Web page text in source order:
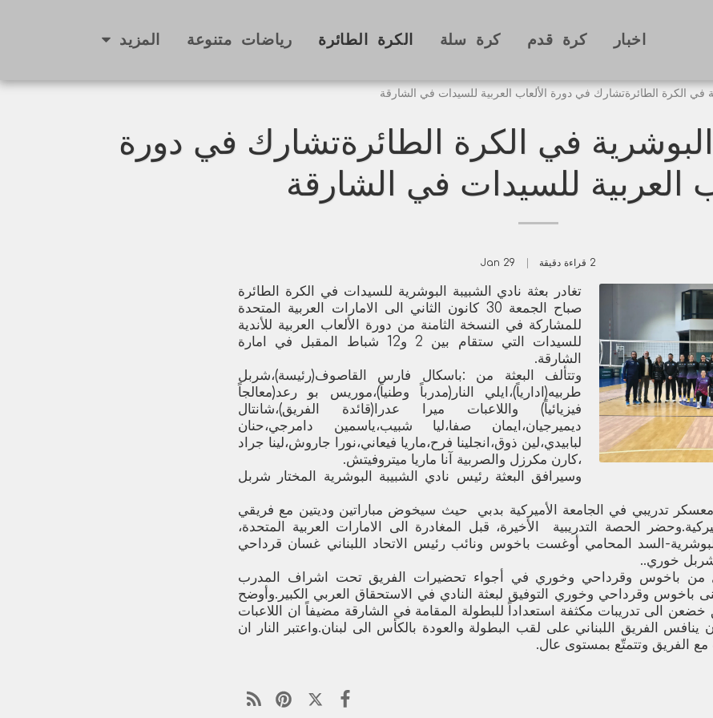
اخبار كرة قدم كرة سلة الكرة الطائرة رياضات متنوعة المزيد
في الكرة الطائرةتشارك في دورة الألعاب العربية للسيدات في الشارقة
البوشرية في الكرة الطائرةتشارك في دورة
العربية للسيدات في الشارقة
2 قراءة دقيقة 29
Jan
تغادر بعثة نادي الشبيبة البوشرية للسيدات في الكرة الطائرة
صباح الجمعة 30 كانون الثاني الى الامارات العربية المتحدة
للمشاركة في النسخة الثامنة من دورة الألعاب العربية للأندية
للسيدات التي ستقام بين 2 و12 شباط المقبل في امارة
الشارقة.
وتتألف البعثة من :باسكال فارس القاصوف(رئيسة)،شربل
طربيه(ادارياً)،ايلي النار(مدرباً وطنياً)،موريس بو رعد(معالجاً
فيزيائياً) واللاعبات ميرا عدرا(قائدة الفريق)،شانتال
ديميرجيان،ايمان صفا،ليا شبيب،ياسمين دامرجي،حنان
لبابيدي،لين ذوق،انجلينا فرح،ماريا فيعاني،نورا جاروش،لينا جراد
،كارن مكرزل والصربية آنا ماريا ميتروفيتش.
وسيرافق البعثة رئيس نادي الشبيبة البوشرية المختار شربل
تدريبي في الجامعة الأميركية بدبي حيث سيخوض مباراتين وديتين مع فريقي
الحصة التدريبية الأخيرة، قبل المغادرة الى الامارات العربية المتحدة،
السد المحامي أوغست باخوس ونائب رئيس الاتحاد اللبناني غسان قرداحي
شربل خوري..
باخوس وقرداحي وخوري في أجواء تحضيرات الفريق تحت اشراف المدرب
باخوس وقرداحي وخوري التوفيق لبعثة النادي في الاستحقاق العربي الكبير.وأوضح
خضعن الى تدريبات مكثفة استعداداً للبطولة المقامة في الشارقة مضيفاً ان اللاعبات
ينافس الفريق اللبناني على لقب البطولة والعودة بالكأس الى لبنان.واعتبر النار ان
مع الفريق وتتمتّع بمستوى عال.